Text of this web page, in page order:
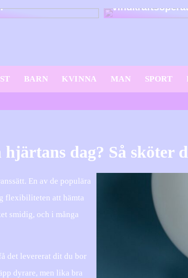
BARN KVINNA MAN SPORT
dag? Så sköter
En av de populära
flexibiliteten att hämta
smidig, och i många
det levererat dit du bor
dyrare, men lika bra